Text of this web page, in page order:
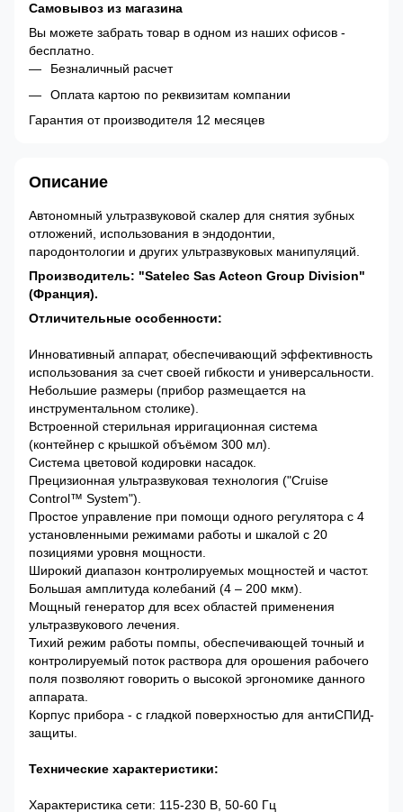
Самовывоз из магазина
Вы можете забрать товар в одном из наших офисов -
бесплатно.
Безналичный расчет
Оплата картою по реквизитам компании
Гарантия от производителя 12 месяцев
Описание
Автономный ультразвуковой скалер для снятия зубных
отложений, использования в эндодонтии,
пародонтологии и других ультразвуковых манипуляций.
Производитель: "Satelec Sas Acteon Group Division"
(Франция).
Отличительные особенности:
Инновативный аппарат, обеспечивающий эффективность
использования за счет своей гибкости и универсальности.
Небольшие размеры (прибор размещается на
инструментальном столике).
Встроенной стерильная ирригационная система
(контейнер с крышкой объёмом 300 мл).
Система цветовой кодировки насадок.
Прецизионная ультразвуковая технология ("Cruise
Control™ System").
Простое управление при помощи одного регулятора с 4
установленными режимами работы и шкалой с 20
позициями уровня мощности.
Широкий диапазон контролируемых мощностей и частот.
Большая амплитуда колебаний (4 – 200 мкм).
Мощный генератор для всех областей применения
ультразвукового лечения.
Тихий режим работы помпы, обеспечивающей точный и
контролируемый поток раствора для орошения рабочего
поля позволяют говорить о высокой эргономике данного
аппарата.
Корпус прибора - с гладкой поверхностью для антиСПИД-
защиты.
Технические характеристики:
Характеристика сети: 115-230 В, 50-60 Гц